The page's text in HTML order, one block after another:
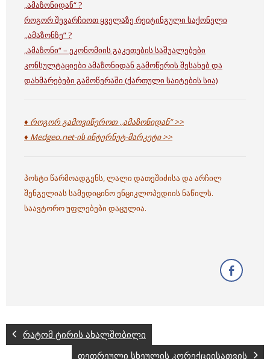
„ამაზონიდან“ ?
როგორ შევარჩიოთ ყველაზე რეიტინგული საქონელი
,,ამაზონზე” ?
„ამაზონი“ – ეკონომიის გაკეთების საშუალებები
კონსულტაციები ამაზონიდან გამოწერის შესახებ და
დახმარებები გამოწერაში (ქართული საიტების სია)
♦ როგორ გამოვიწეროთ ,,ამაზონიდან” >>
♦ Medgeo.net-ის ინტერნეტ-მარკეტი >>
პოსტი წარმოადგენს, ლალი დათეშიძისა და არჩილ
შენგელიას სამედიცინო ენციკლოპედიის ნაწილს.
საავტორო უფლებები დაცულია.
რატომ ტირის ახალშობილი
თეთრეული სხეულის კორექციისათვის